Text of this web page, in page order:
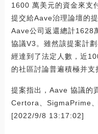
1600 萬美元的資金來支
提交給Aave治理論壇的
Aave公司返還總計1628
協議V3。雖然該提案計
經達到了法定人數，近
的社區討論普遍積極并支
提案指出，Aave 協議的
Certora、SigmaPrime
[2022/9/8 13:17:02]